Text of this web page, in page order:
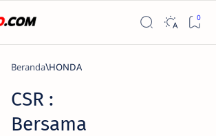
Beranda HONDA
CSR :
Bersama